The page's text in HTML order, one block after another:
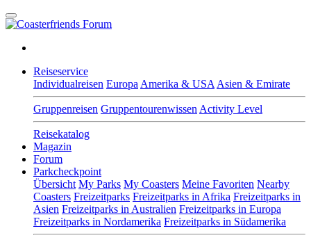
Reiseservice
Individualreisen Europa Amerika & USA Asien & Emirate
Gruppenreisen Gruppentourenwissen Activity Level
Reisekatalog
Magazin
Forum
Parkcheckpoint
Übersicht My Parks My Coasters Meine Favoriten Nearby
Coasters Freizeitparks Freizeitparks in Afrika Freizeitparks in
Asien Freizeitparks in Australien Freizeitparks in Europa
Freizeitparks in Nordamerika Freizeitparks in Südamerika